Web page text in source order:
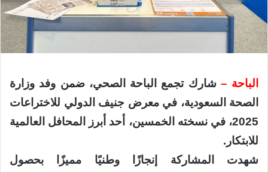
الباحة – شارك تجمع الباحة الصحي، ضمن وفد وزارة
الصحة السعودية، في معرض جنيف الدولي للاختراعات
2025، في نسخته الخمسين، أحد أبرز المحافل العالمية
للابتكار.
شهدت المشاركة إنجازًا وطنيًا مميزًا بحصول